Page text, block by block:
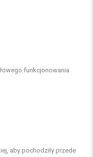
funkcjonowania
aby pochodziły przede